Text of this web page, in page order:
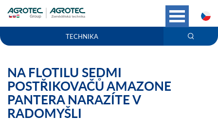
TECHNIKA
NA FLOTILU SEDMI
POSTŘIKOVAČŮ AMAZONE
PANTERA NARAZÍTE V
RADOMYŠLI